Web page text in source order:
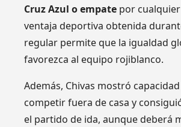
Cruz Azul o empate por
ventaja deportiva obtenida
regular permite que la igualdad
favorezca al equipo rojiblanco.
Además, Chivas mostró
competir fuera de casa y
el partido de ida, aunque deberá